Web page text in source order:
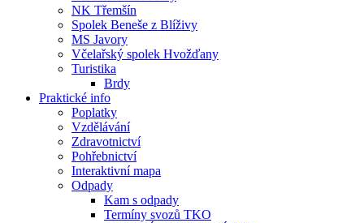
NK Třemšín
Spolek Beneše z Blíživy
MS Javory
Včelařský spolek Hvožďany
Turistika
Brdy
Praktické info
Poplatky
Vzdělávání
Zdravotnictví
Pohřebnictví
Interaktivní mapa
Odpady
Kam s odpady
Termíny svozů TKO